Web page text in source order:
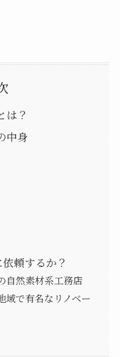
は？
中身
頼するか？
自然素材系工務店
域で有名なリノベー